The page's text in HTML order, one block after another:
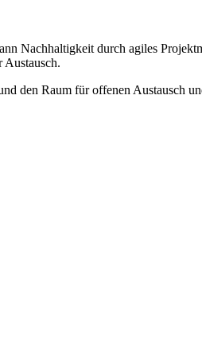
Nachhaltigkeit durch agiles
Austausch.
den Raum für offenen Austausch